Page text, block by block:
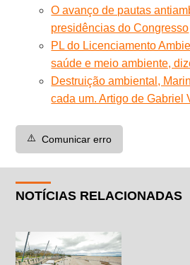
O avanço de pautas
presidências do Congresso
PL do Licenciamento
saúde e meio ambiente,
Destruição ambiental,
cada um. Artigo de Gabriel
⚠️ Comunicar erro
NOTÍCIAS RELACIONADAS